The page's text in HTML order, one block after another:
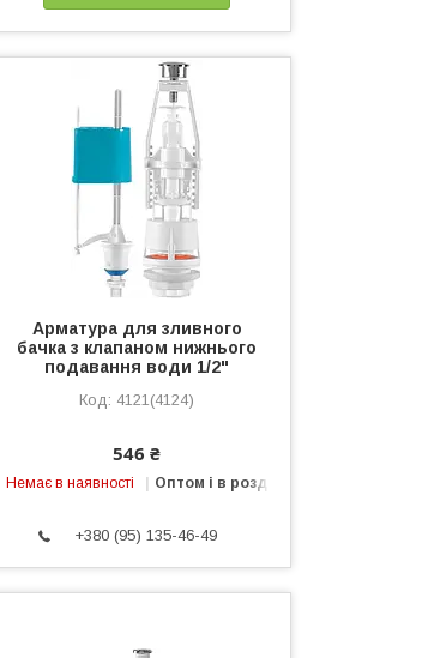
Арматура для зливного
бачка з клапаном нижнього
подавання води 1/2"
4121(4124)
546 ₴
Немає в наявності Оптом і в роздріб
+380 (95) 135-46-49